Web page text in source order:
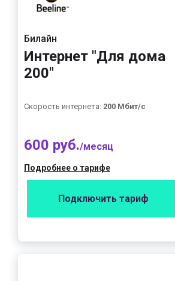
Билайн
Интернет "Для дома
200"
Скорость интернета: 200 Мбит/с
600 руб./месяц
Подробнее о тарифе
Подключить тариф